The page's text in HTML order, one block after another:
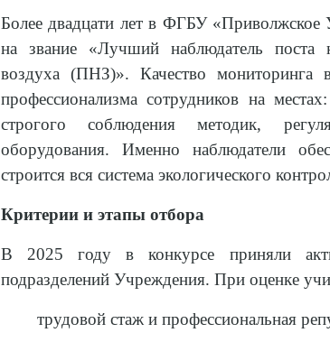
Более двадцати лет в ФГБУ
на звание «Лучший наблюдатель поста
воздуха (ПНЗ)». Качество мониторинга
профессионализма сотрудников на
строгого соблюдения методик,
оборудования. Именно наблюдатели
строится вся система экологического
Критерии и этапы отбора
В 2025 году в конкурсе приняли
подразделений Учреждения. При оценке
трудовой стаж и профессиональная